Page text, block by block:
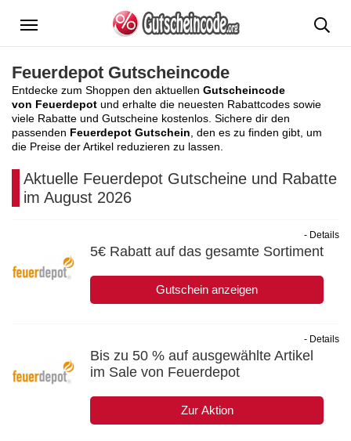
Menü
Feuerdepot Gutscheincode
Entdecke zum Shoppen den aktuellen Gutscheincode
von Feuerdepot und erhalte die neuesten Rabattcodes sowie
viele Rabatte und Gutscheine kostenlos. Sichere dir den
passenden Feuerdepot Gutschein , den es zu finden gibt, um
die Preise der Artikel reduzieren zu lassen.
Aktuelle Feuerdepot Gutscheine und Rabatte
im August 2026
5€ Rabatt auf das gesamte Sortiment
Gutschein anzeigen
- Details
Bis zu 50 % auf ausgewählte Artikel
im Sale von Feuerdepot
Zur Aktion
- Details